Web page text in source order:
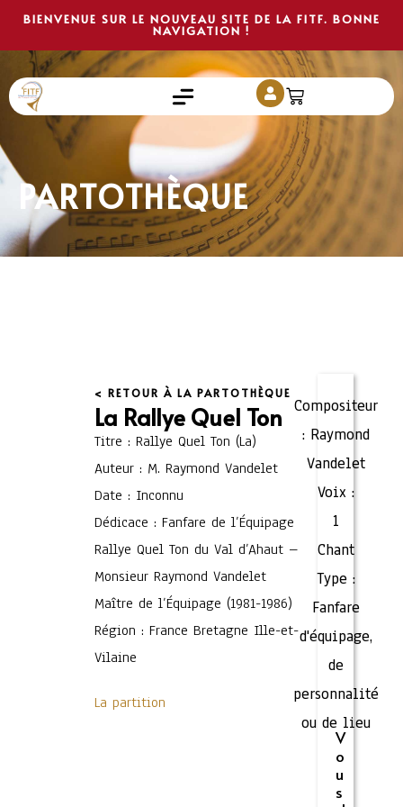
BIENVENUE SUR LE NOUVEAU SITE DE LA FITF. BONNE
NAVIGATION !
PARTOTHÈQUE
< RETOUR À LA PARTOTHÈQUE
La Rallye Quel Ton
Titre : Rallye Quel Ton (La)
Auteur : M. Raymond Vandelet
Date : Inconnu
Dédicace : Fanfare de l’Équipage
Rallye Quel Ton du Val d’Ahaut –
Monsieur Raymond Vandelet
Maître de l’Équipage (1981-1986)
Région : France Bretagne Ille-et-
Vilaine
La partition
Compositeur
: Raymond
Vandelet
Voix :
1
Chant
Type :
Fanfare
d'équipage,
de
personnalité
ou de lieu
V
o
u
s